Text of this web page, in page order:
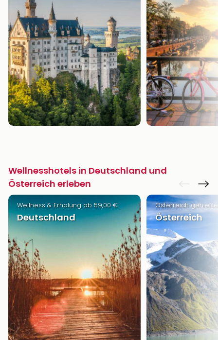
Wellnesshotels in Deutschland und
Österreich erleben
Wellness & Erholung ab 59,00 €
Deutschland
Österreich
Österreich